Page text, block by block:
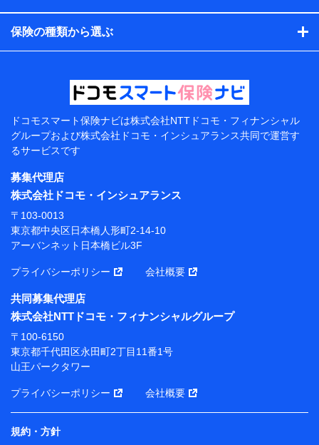
コンサルティングサービスの実施のため
アンケートやキャンペーン等の実施のため
上記に係る案内・手続き・管理等付帯業務を行うため
当該個人データを取り扱う各共同利用者（詳細は次のと
東京都千代田区永田町2丁目11番1号 山王パークタワー
株式会社NTTドコモ 代表取締役社長 前田 義晃
東京都中央区日本橋人形町2-14-10 アーバンネット日
本橋ビル 3F
長 吉村 忠義
※ 当社および株式会社NTTドコモは、お客さまの情報
ソナルデータ憲章」に定める行動原則を順守します 。
※ パーソナルデータダッシュボードの「第三者提供の
管理」の設定状態にかかわらず、共同利用する場合があ
ります。
※ dポイントクラブ会員ではないお客さま（2019年12
月11日以降、一度もdポイントクラブ会員であったこと
がないお客さまに限る）に関する、2019年12月10日以
前に取得した個人データは、こちら の利用目的の範囲内
当社は株式会社NTTドコモ・フィナンシャルグループ
保険の種類から選ぶ
ドコモスマート保険ナビは株式会社NTTドコモ・フィナンシャル
グループおよび株式会社ドコモ・インシュアランス共同で運営す
るサービスです
募集代理店
株式会社ドコモ・インシュアランス
〒103-0013
東京都中央区日本橋人形町2-14-10
アーバンネット日本橋ビル3F
プライバシーポリシー 会社概要
共同募集代理店
株式会社NTTドコモ・フィナンシャルグループ
〒100-6150
東京都千代田区永田町2丁目11番1号
山王パークタワー
プライバシーポリシー 会社概要
規約・方針